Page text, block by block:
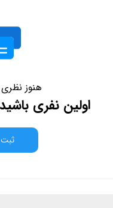
هنوز
اولین نفری